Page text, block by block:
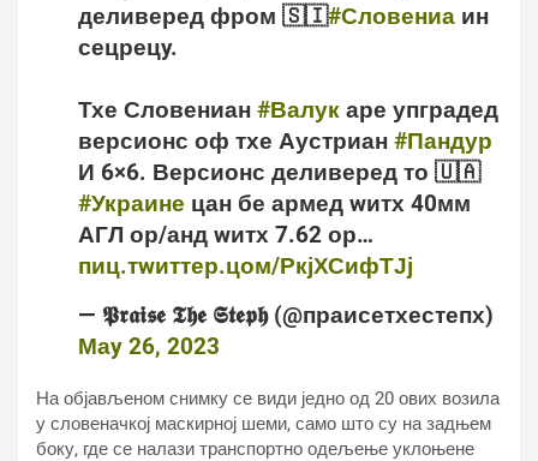
деливеред фром 🇸🇮#Словениа ин
сецрецy.
Тхе Словениан #Валук аре упградед
версионс оф тхе Аустриан #Пандур
И 6×6. Версионс деливеред то 🇺🇦
#Украине цан бе армед wитх 40мм
АГЛ ор/анд wитх 7.62 ор…
пиц.тwиттер.цом/РкјХСифТЈј
— 𝕻𝖗𝖆𝖎𝖘𝖊 𝕿𝖍𝖊 𝕾𝖙𝖊𝖕𝖍 (@праисетхестепх)
Маy 26, 2023
На објављеном снимку се види једно од 20 ових возила
у словеначкој маскирној шеми, само што су на задњем
боку, где се налази транспортно одељење уклоњене